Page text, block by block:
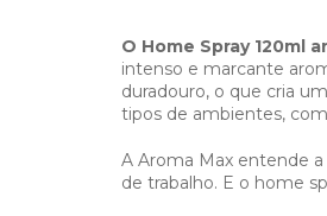
O Home Spray 120ml
intenso e marcante
duradouro, o que cria
tipos de ambientes,
A Aroma Max entende
de trabalho. E o home